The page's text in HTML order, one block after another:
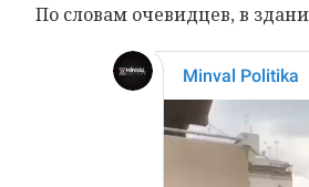
По словам очевидцев, в